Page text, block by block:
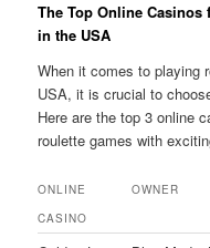
The Top Online
in the USA
When it comes to playing
USA, it is crucial to
Here are the top 3 online
roulette games with
ONLINE
CASINO
OWNER